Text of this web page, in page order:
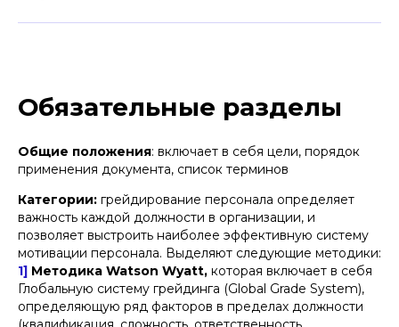
Обязательные разделы
Общие положения: включает в себя цели, порядок
применения документа, список терминов
Категории: грейдирование персонала определяет
важность каждой должности в организации, и
позволяет выстроить наиболее эффективную систему
мотивации персонала. Выделяют следующие методики:
1] Методика Watson Wyatt, которая включает в себя
Глобальную систему грейдинга (Global Grade System),
определяющую ряд факторов в пределах должности